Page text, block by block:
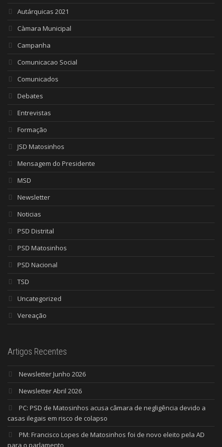
Autárquicas 2021
Càmara Municipal
Campanha
Comunicacao Social
Comunicados
Debates
Entrevistas
Formação
JSD Matosinhos
Mensagem do Presidente
MSD
Newsletter
Noticias
PSD Distrital
PSD Matosinhos
PSD Nacional
TSD
Uncategorized
Vereação
Artigos Recentes
Newsletter Junho 2026
Newsletter Abril 2026
PC: PSD de Matosinhos acusa câmara de negligência devido a
casas ilegais em risco de colapso
PM: Francisco Lopes de Matosinhos foi de novo eleito pela AD
para o parlamento